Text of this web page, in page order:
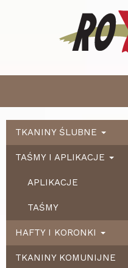
TKANINY ŚLUBNE
TAŚMY I APLIKACJE
APLIKACJE
TAŚMY
HAFTY I KORONKI
TKANINY KOMUNIJNE